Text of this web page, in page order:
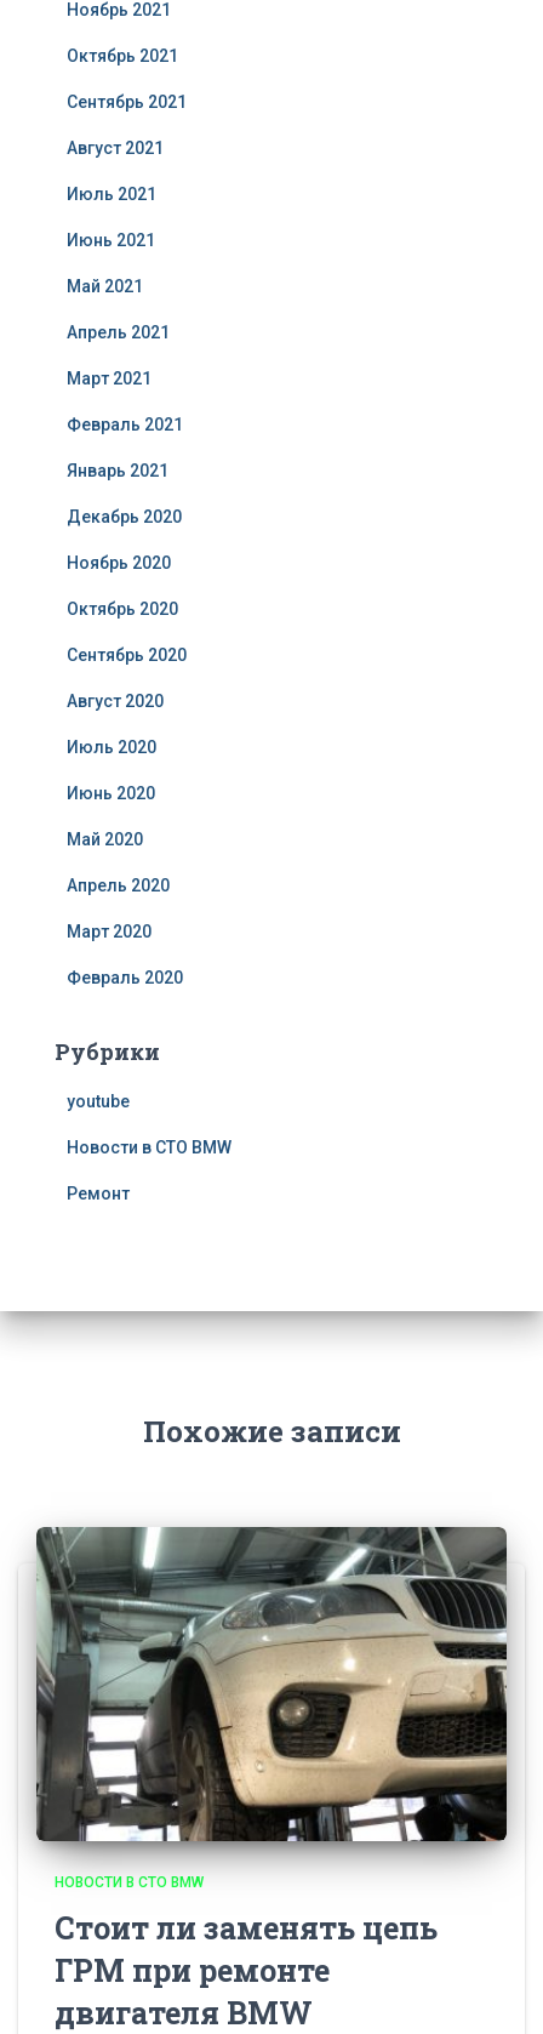
Ноябрь 2021
Октябрь 2021
Сентябрь 2021
Август 2021
Июль 2021
Июнь 2021
Май 2021
Апрель 2021
Март 2021
Февраль 2021
Январь 2021
Декабрь 2020
Ноябрь 2020
Октябрь 2020
Сентябрь 2020
Август 2020
Июль 2020
Июнь 2020
Май 2020
Апрель 2020
Март 2020
Февраль 2020
Рубрики
youtube
Новости в СТО BMW
Ремонт
Похожие записи
НОВОСТИ В СТО BMW
Стоит ли заменять цепь
ГРМ при ремонте
двигателя BMW